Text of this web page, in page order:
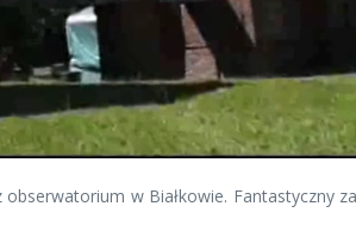
w Białkowie. Fantastyczny